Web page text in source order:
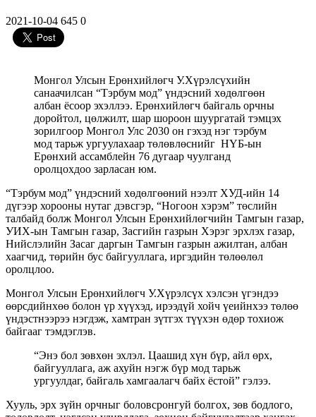
2021-10-04 645 0
Монгол Улсын Ерөнхийлөгч У.Хүрэлсүхийн
санаачилсан “Тэрбум мод” үндэсний хөдөлгөөн
албан ёсоор эхэллээ. Ерөнхийлөгч байгаль орчны
доройтол, цөлжилт, шар шороон шуургатай тэмцэх
зорилгоор Монгол Улс 2030 он гэхэд нэг тэрбум
мод тарьж ургуулахаар төлөвлөснийг НҮБ-ын
Ерөнхий ассамблейн 76 дугаар чуулганд
оролцохдоо зарласан юм.
“Тэрбум мод” үндэсний хөдөлгөөний нээлт ХУД-ийн 14
дүгээр хорооны нутаг дэвсгэр, “Ногоон хэрэм” төслийн
талбайд болж Монгол Улсын Ерөнхийлөгчийн Тамгын газар,
УИХ-ын Тамгын газар, Засгийн газрын Хэрэг эрхлэх газар,
Нийслэлийн Засаг даргын Тамгын газрын ажилтан, албан
хаагчид, төрийн бус байгууллага, иргэдийн төлөөлөл
оролцлоо.
Монгол Улсын Ерөнхийлөгч У.Хүрэлсүх хэлсэн үгэндээ
өөрсдийнхөө болон үр хүүхэд, ирээдүй хойч үеийнхээ төлөө
үндэстнээрээ нэгдэж, хамтран зүтгэх түүхэн өдөр тохиож
байгааг тэмдэглэв.
“Энэ бол зөвхөн эхлэл. Цаашид хүн бүр, айл өрх,
байгууллага, аж ахуйн нэгж бүр мод тарьж
ургуулдаг, байгаль хамгаалагч байх ёстой” гэлээ.
Хууль, эрх зүйн орчныг боловсронгуй болгох, зөв бодлого,